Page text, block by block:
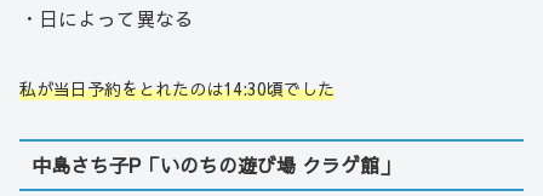
・日によって異なる
私が当日予約をとれたのは14:30頃でした
中島さち子P「いのちの遊び場 クラゲ館」